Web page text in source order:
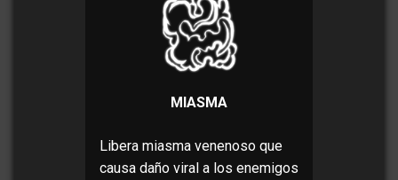
MIASMA
Libera miasma venenoso que
causa daño viral a los enemigos